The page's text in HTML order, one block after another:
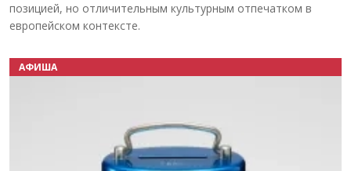
позицией, но отличительным культурным отпечатком в
европейском контексте.
АФИША